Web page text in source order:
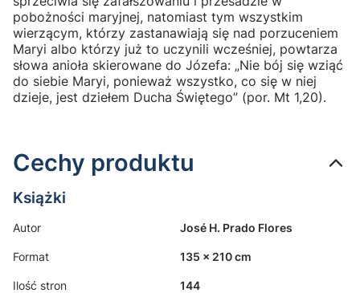
pobożności maryjnej, natomiast tym wszystkim
wierzącym, którzy zastanawiają się nad porzuceniem
Maryi albo którzy już to uczynili wcześniej, powtarza
słowa anioła skierowane do Józefa: „Nie bój się wziąć
do siebie Maryi, ponieważ wszystko, co się w niej
dzieje, jest dziełem Ducha Świętego” (por. Mt 1,20).
Cechy produktu
Książki
Autor José H. Prado Flores
Format 135 x 210 cm
Ilość stron 144